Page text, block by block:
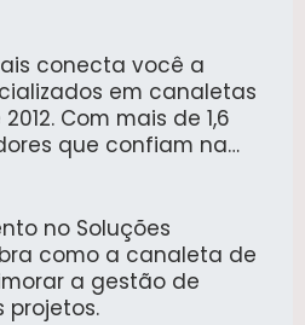
conecta você a
em canaletas
Com mais de 1,6
que confiam na
no Soluções
como a canaleta de
a gestão de
projetos.